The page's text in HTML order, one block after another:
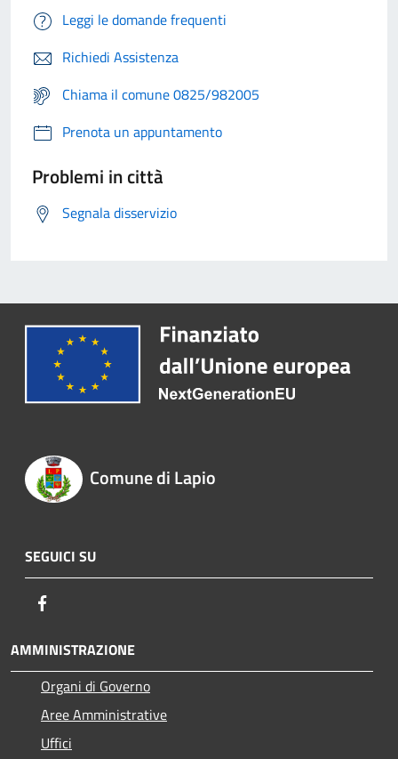
Leggi le domande frequenti
Richiedi Assistenza
Chiama il comune 0825/982005
Prenota un appuntamento
Problemi in città
Segnala disservizio
Comune di Lapio
SEGUICI SU
AMMINISTRAZIONE
Organi di Governo
Aree Amministrative
Uffici